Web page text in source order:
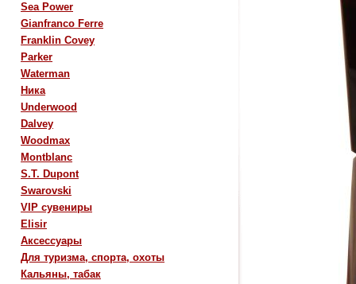
Sea Power
Gianfranco Ferre
Franklin Covey
Parker
Waterman
Ника
Underwood
Dalvey
Woodmax
Montblanc
S.T. Dupont
Swarovski
VIP сувениры
Elisir
Аксессуары
Для туризма, спорта, охоты
Кальяны, табак